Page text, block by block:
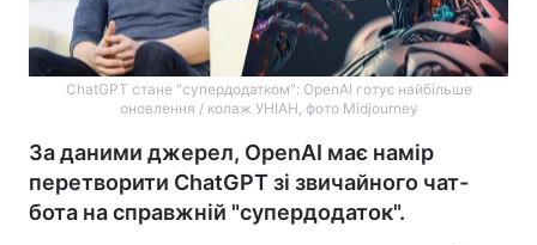
ChatGPT стане "супердодатком": OpenAI готує найбільше
оновлення / колаж УНІАН, фото Midjourney
За даними джерел, OpenAI має намір
перетворити ChatGPT зі звичайного чат-
бота на справжній "супердодаток".